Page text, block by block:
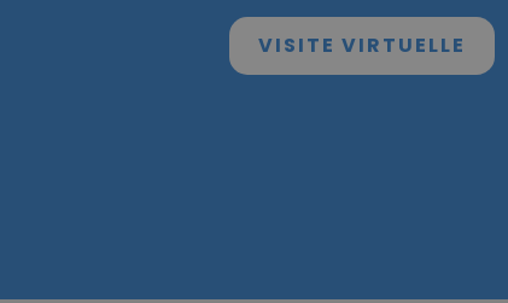
VISITE VIRTUELLE